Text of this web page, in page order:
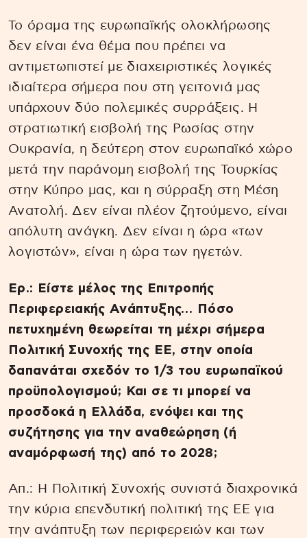
Το όραμα της ευρωπαϊκής ολοκλήρωσης
δεν είναι ένα θέμα που πρέπει να
αντιμετωπιστεί με διαχειριστικές λογικές
ιδιαίτερα σήμερα που στη γειτονιά μας
υπάρχουν δύο πολεμικές συρράξεις. Η
στρατιωτική εισβολή της Ρωσίας στην
Ουκρανία, η δεύτερη στον ευρωπαϊκό χώρο
μετά την παράνομη εισβολή της Τουρκίας
στην Κύπρο μας, και η σύρραξη στη Μέση
Ανατολή. Δεν είναι πλέον ζητούμενο, είναι
απόλυτη ανάγκη. Δεν είναι η ώρα «των
λογιστών», είναι η ώρα των ηγετών.
Ερ.: Είστε μέλος της Επιτροπής
Περιφερειακής Ανάπτυξης… Πόσο
πετυχημένη θεωρείται τη μέχρι σήμερα
Πολιτική Συνοχής της ΕΕ, στην οποία
δαπανάται σχεδόν το 1/3 του ευρωπαϊκού
προϋπολογισμού; Και σε τι μπορεί να
προσδοκά η Ελλάδα, ενόψει και της
συζήτησης για την αναθεώρηση (ή
αναμόρφωσή της) από το 2028;
Απ.: Η Πολιτική Συνοχής συνιστά διαχρονικά
την κύρια επενδυτική πολιτική της ΕΕ για
την ανάπτυξη των περιφερειών και των